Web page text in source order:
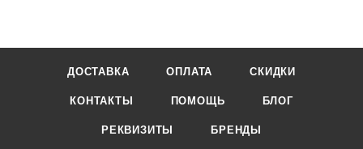
ДОСТАВКА ОПЛАТА СКИДКИ
КОНТАКТЫ ПОМОЩЬ БЛОГ
РЕКВИЗИТЫ БРЕНДЫ